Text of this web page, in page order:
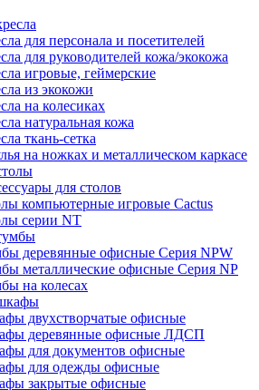
для персонала и посетителей
для руководителей кожа/экокожа
игровые, геймерские
из экокожи
на колесиках
натуральная кожа
ткань-сетка
на ножках и металлическом каркасе
для столов
компьютерные игровые Cactus
серии NT
деревянные офисные Серия NPW
металлические офисные Серия NP
на колесах
двухстворчатые офисные
деревянные офисные ЛДСП
для документов офисные
для одежды офисные
закрытые офисные